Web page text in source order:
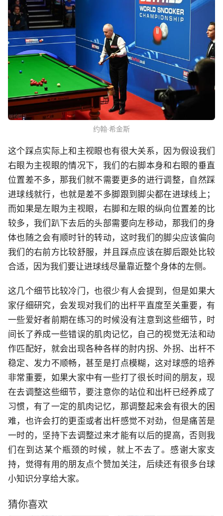
约翰·希金斯
这个踩点实际上和主视眼也有很大关系，因为假设我们
右眼为主视眼的情况下，我们的右脚本身和右眼的垂直
位置差不多，那我们就不需要更多的进行调整，自然踩
进球线就行，也就是差不多脚跟到脚尖都在进球线上；
而如果是左眼为主视眼，右脚和左眼的纵向位置差的比
较多，我们趴下去后的头部需要向左移动，那我们的身
体也随之会有顺时针的转动，这时我们的脚尖应该偏向
我们的右前方比较舒服，并且踩点应该在脚后跟处比较
合适，因为我们要让进球线尽量靠近整个身体的左侧。
这几个细节比较冷门，也很少有人会提到，但是如果大
家仔细研究，会发现对我们的出杆平直度至关重要，有
一些爱好者前期在练习的时候没有注意到这些细节，时
间长了养成一些错误的肌肉记忆，自己的视觉无法和动
作匹配好，就会出现各种各样的肘内拐、外拐、出杆不
稳定、发力不顺畅，甚至是打点模糊，这对球感的培养
非常重要，如果大家中有一些打了很长时间的朋友，现
在去调整这些细节，要注意你的站位和出杆已经养成了
习惯，有了一定的肌肉记忆，那调整起来会有很大的困
难，也许会打的更歪或者出杆感觉不对劲，但是痛苦是
一时的，坚持下去调整过来才能有以后的提高，否则我
们在到达某个瓶颈的时候，就上不去了。感谢大家支
持，觉得有用的朋友点个赞加关注，后续还有很多台球
小知识分享给大家。
猜你喜欢